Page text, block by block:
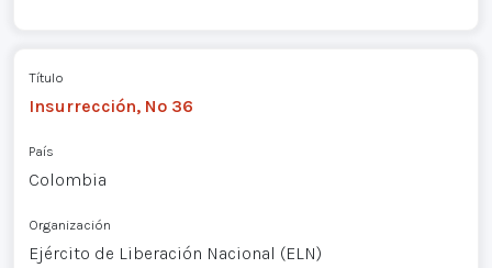
Título
Insurrección, Nº 36
País
Colombia
Organización
Ejército de Liberación Nacional (ELN)